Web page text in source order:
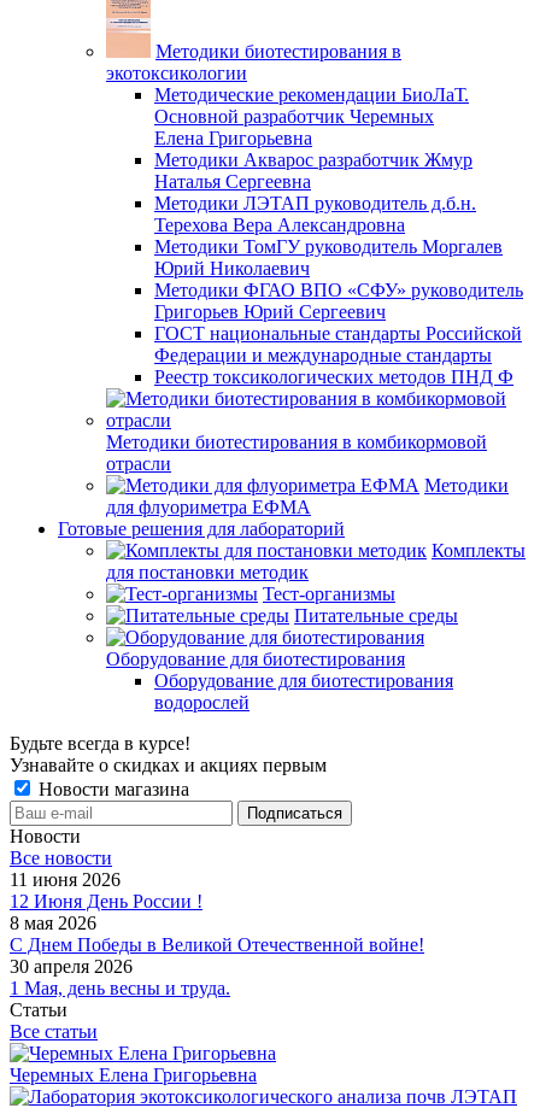
Методики биотестирования в
экотоксикологии
Методические рекомендации БиоЛаТ.
Основной разработчик Черемных
Елена Григорьевна
Методики Акварос разработчик Жмур
Наталья Сергеевна
Методики ЛЭТАП руководитель д.б.н.
Терехова Вера Александровна
Методики ТомГУ руководитель Моргалев
Юрий Николаевич
Методики ФГАО ВПО «СФУ» руководитель
Григорьев Юрий Сергеевич
ГОСТ национальные стандарты Российской
Федерации и международные стандарты
Реестр токсикологических методов ПНД Ф
Методики биотестирования в комбикормовой
отрасли
Методики
для флуориметра ЕФМА
Готовые решения для лабораторий
Комплекты
для постановки методик
Тест-организмы
Питательные среды
Оборудование для биотестирования
Оборудование для биотестирования
водорослей
Будьте всегда в курсе!
Узнавайте о скидках и акциях первым
Новости магазина
Новости
Все новости
11 июня 2026
12 Июня День России !
8 мая 2026
С Днем Победы в Великой Отечественной войне!
30 апреля 2026
1 Мая, день весны и труда.
Статьи
Все статьи
Черемных Елена Григорьевна